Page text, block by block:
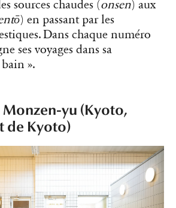
sources chaudes (onsen) aux
) en passant par les
Dans chaque numéro
ses voyages dans sa
».
yu (Kyoto,
de Kyoto)